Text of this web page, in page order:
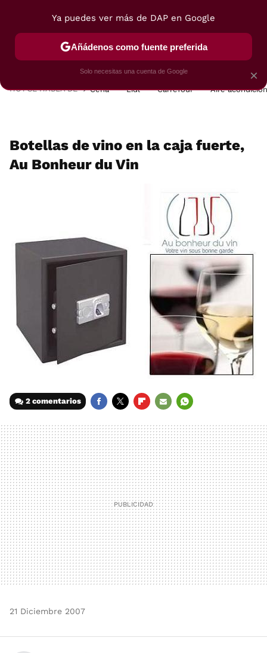
POSTRES VIAJES SELECCIÓN VEGUI
HOY SE HABLA DE Cena Lidl Carrefour Aire
Botellas de vino en la caja fuerte,
Au Bonheur du Vin
2 comentarios
MAIL
21 Diciembre 2007
×
Ya puedes ver más de DAP en Google
Añádenos como fuente preferida
Solo necesitas una cuenta de Google